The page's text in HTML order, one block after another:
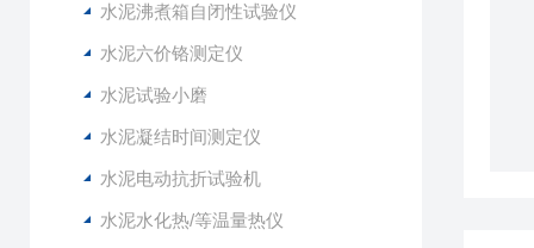
水泥沸煮箱自闭性试验仪
水泥六价铬测定仪
水泥试验小磨
水泥凝结时间测定仪
水泥电动抗折试验机
水泥水化热/等温量热仪